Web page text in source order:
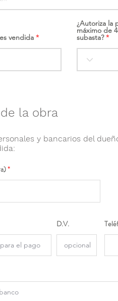
vendida
¿Autoriza la
máximo de
subasta?
la obra
y bancarios del
D.V.